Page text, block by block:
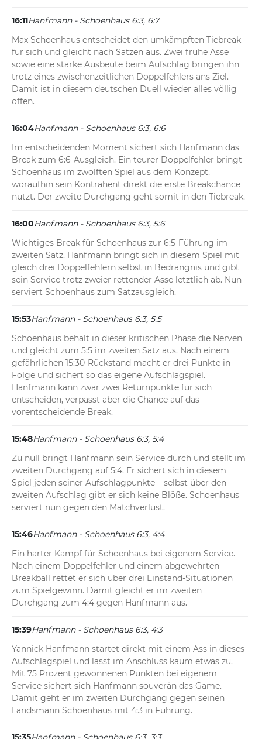
16:11Hanfmann - Schoenhaus 6:3, 6:7
Max Schoenhaus entscheidet den umkämpften Tiebreak
für sich und gleicht nach Sätzen aus. Zwei frühe Asse
sowie eine starke Ausbeute beim Aufschlag bringen ihn
trotz eines zwischenzeitlichen Doppelfehlers ans Ziel.
Damit ist in diesem deutschen Duell wieder alles völlig
offen.
16:04Hanfmann - Schoenhaus 6:3, 6:6
Im entscheidenden Moment sichert sich Hanfmann das
Break zum 6:6-Ausgleich. Ein teurer Doppelfehler bringt
Schoenhaus im zwölften Spiel aus dem Konzept,
woraufhin sein Kontrahent direkt die erste Breakchance
nutzt. Der zweite Durchgang geht somit in den Tiebreak.
16:00Hanfmann - Schoenhaus 6:3, 5:6
Wichtiges Break für Schoenhaus zur 6:5-Führung im
zweiten Satz. Hanfmann bringt sich in diesem Spiel mit
gleich drei Doppelfehlern selbst in Bedrängnis und gibt
sein Service trotz zweier rettender Asse letztlich ab. Nun
serviert Schoenhaus zum Satzausgleich.
15:53Hanfmann - Schoenhaus 6:3, 5:5
Schoenhaus behält in dieser kritischen Phase die Nerven
und gleicht zum 5:5 im zweiten Satz aus. Nach einem
gefährlichen 15:30-Rückstand macht er drei Punkte in
Folge und sichert so das eigene Aufschlagspiel.
Hanfmann kann zwar zwei Returnpunkte für sich
entscheiden, verpasst aber die Chance auf das
vorentscheidende Break.
15:48Hanfmann - Schoenhaus 6:3, 5:4
Zu null bringt Hanfmann sein Service durch und stellt im
zweiten Durchgang auf 5:4. Er sichert sich in diesem
Spiel jeden seiner Aufschlagpunkte – selbst über den
zweiten Aufschlag gibt er sich keine Blöße. Schoenhaus
serviert nun gegen den Matchverlust.
15:46Hanfmann - Schoenhaus 6:3, 4:4
Ein harter Kampf für Schoenhaus bei eigenem Service.
Nach einem Doppelfehler und einem abgewehrten
Breakball rettet er sich über drei Einstand-Situationen
zum Spielgewinn. Damit gleicht er im zweiten
Durchgang zum 4:4 gegen Hanfmann aus.
15:39Hanfmann - Schoenhaus 6:3, 4:3
Yannick Hanfmann startet direkt mit einem Ass in dieses
Aufschlagspiel und lässt im Anschluss kaum etwas zu.
Mit 75 Prozent gewonnenen Punkten bei eigenem
Service sichert sich Hanfmann souverän das Game.
Damit geht er im zweiten Durchgang gegen seinen
Landsmann Schoenhaus mit 4:3 in Führung.